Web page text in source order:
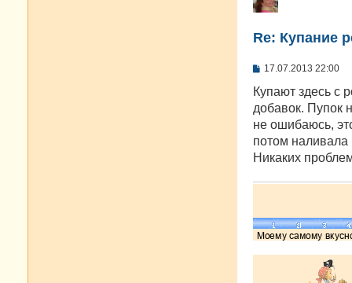
Re: Купание
С
о
б
щ
е
и
е
17.07.2013 22:00
Купают здесь с
добавок. Пупок
не ошибаюсь,
потом наливала
Никаких